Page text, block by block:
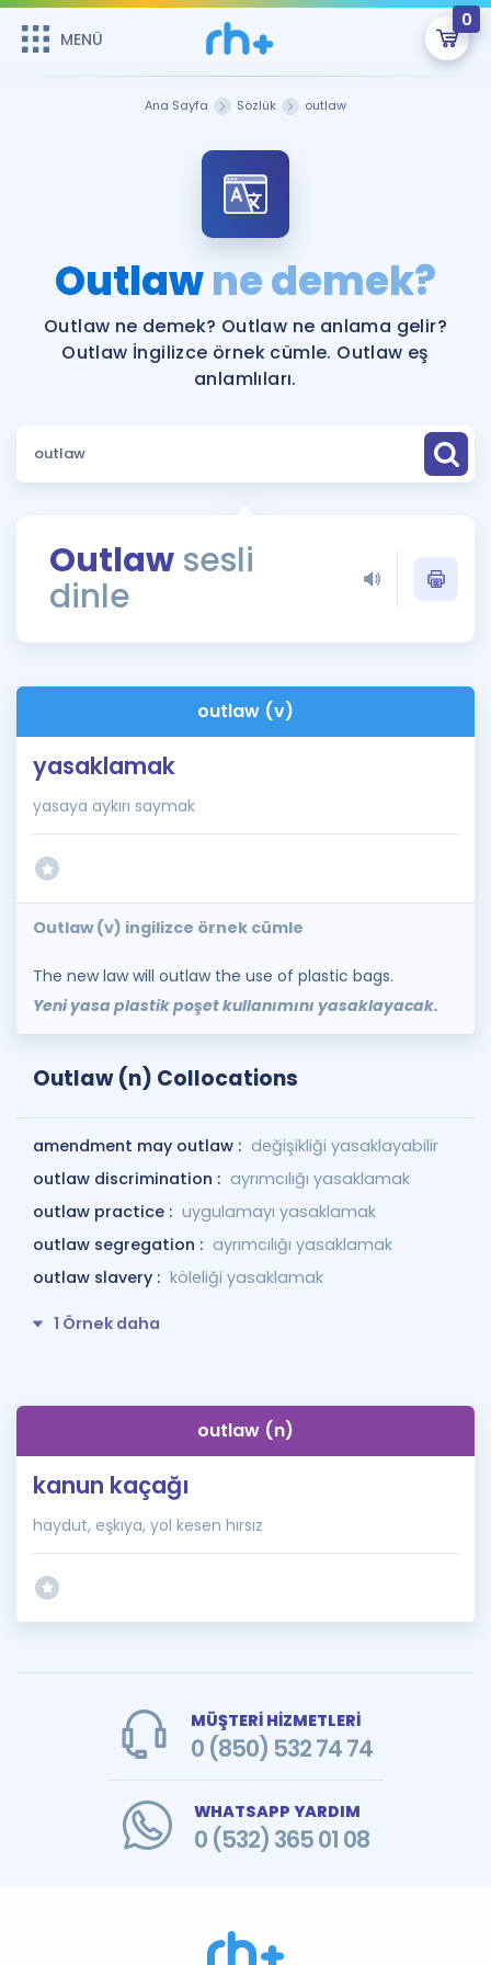
MENÜ
0
ÜYE DEĞİLİM
Sepetin Şu An Boş.
Remzi Hoca ile seni sınava hazırlayacak onlarca eğitim seni
bekliyor!
MENÜ
Faydalı Araçlar
Sözlük
Rehberlik Aracı
ÖSYM Sınav Takvimi
İngilizce Gramer
Hakkımızda
Ana Sayfa Sözlük outlaw
Outlawne demek?
Outlaw ne demek? Outlaw ne anlama gelir?
Outlaw İngilizce örnek cümle. Outlaw eş
anlamlıları.
Outlaw sesli
dinle
outlaw (v)
yasaklamak
yasaya aykırı saymak
Outlaw (v) ingilizce örnek cümle
The new law will outlaw the use of plastic bags.
Yeni yasa plastik poşet kullanımını yasaklayacak.
Outlaw (n) Collocations
amendment may outlaw : değişikliği yasaklayabilir
outlaw discrimination : ayrımcılığı yasaklamak
outlaw practice : uygulamayı yasaklamak
outlaw segregation : ayrımcılığı yasaklamak
outlaw slavery : köleliği yasaklamak
1 Örnek daha
outlaw (n)
kanun kaçağı
haydut, eşkıya, yol kesen hırsız
MÜŞTERİ HİZMETLERİ
0 (850) 532 74 74
WHATSAPP YARDIM
0 (532) 365 01 08